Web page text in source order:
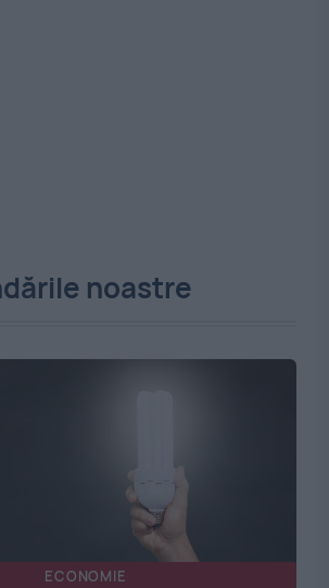
noastre
ECONOMIE